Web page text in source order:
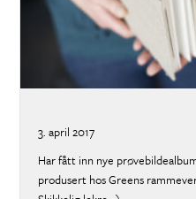
3. april 2017
Har fått inn nye
produsert hos Greens